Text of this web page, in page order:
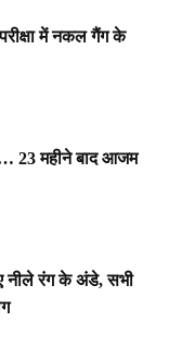
में नकल गैंग के
23 महीने बाद आजम
नीले रंग के अंडे, सभी